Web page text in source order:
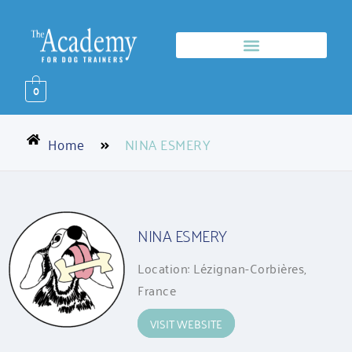
0
Home NINA ESMERY
NINA ESMERY
Location: Lézignan-Corbières,
France
VISIT WEBSITE